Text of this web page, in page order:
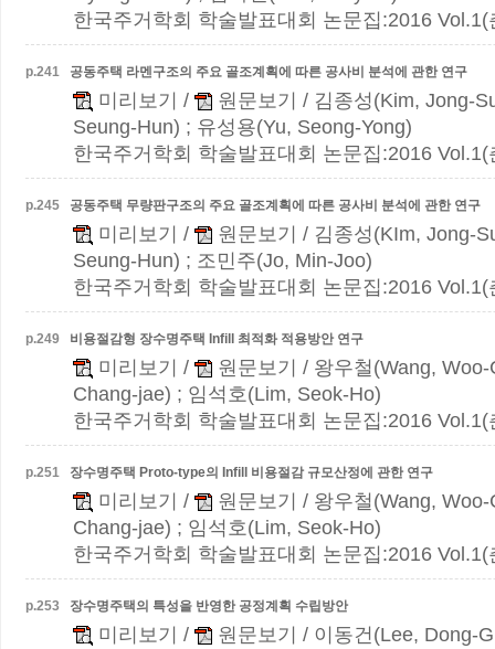
한국주거학회 학술발표대회 논문집:2016
p.241 공동주택 라멘구조의 주요 골조계획에 따른 공사비 분석에 관한 연구
미리보기 / 원문보기
/ 김종성(Kim, Jong-
Seung-Hun) ; 유성용(Yu, Seong-Yong)
한국주거학회 학술발표대회 논문집:2016
p.245 공동주택 무량판구조의 주요 골조계획에 따른 공사비 분석에 관한 연구
미리보기 / 원문보기
/ 김종성(KIm, Jong-
Seung-Hun) ; 조민주(Jo, Min-Joo)
한국주거학회 학술발표대회 논문집:2016
p.249 비용절감형 장수명주택 Infill 최적화 적용방안 연구
미리보기 / 원문보기
/ 왕우철(Wang,
Chang-jae) ; 임석호(Lim, Seok-Ho)
한국주거학회 학술발표대회 논문집:2016
p.251 장수명주택 Proto-type의 Infill 비용절감 규모산정에 관한 연구
미리보기 / 원문보기
/ 왕우철(Wang,
Chang-jae) ; 임석호(Lim, Seok-Ho)
한국주거학회 학술발표대회 논문집:2016
p.253 장수명주택의 특성을 반영한 공정계획 수립방안
미리보기 / 원문보기
/ 이동건(Lee, Dong-